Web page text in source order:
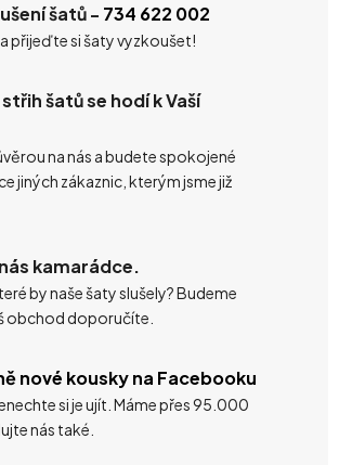
šatů - 734 622 002
přijeďte si šaty vyzkoušet!
šatů se hodí k Vaší
na nás a budete spokojené
jiných zákaznic, kterým jsme již
kamarádce.
by naše šaty slušely? Budeme
obchod doporučíte.
nové kousky na Facebooku
si je ujít. Máme přes 95.000
nás také.